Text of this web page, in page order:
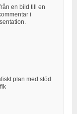
en bild till en
i
plan med stöd